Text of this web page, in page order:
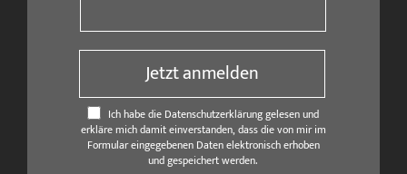
Jetzt anmelden
Ich habe die Datenschutzerklärung gelesen und
erkläre mich damit einverstanden, dass die von mir im
Formular eingegebenen Daten elektronisch erhoben
und gespeichert werden.